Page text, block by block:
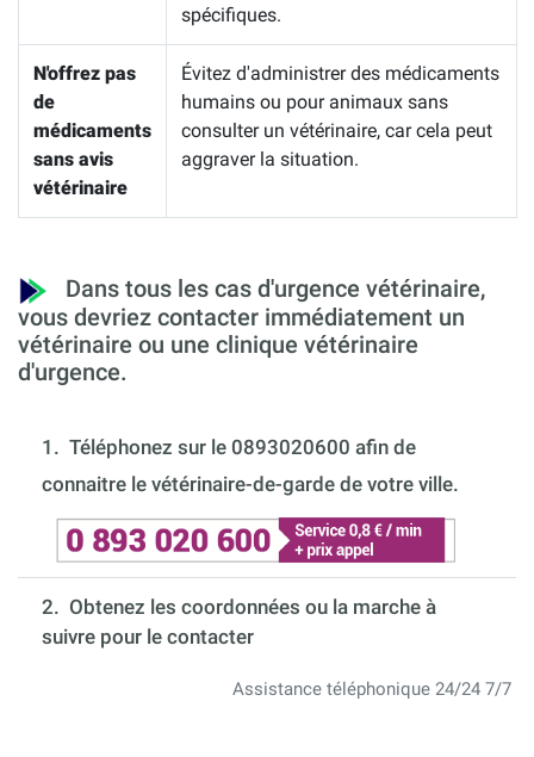
spécifiques.
N'offrez pas
de
médicaments
sans avis
vétérinaire
Évitez d'administrer des médicaments
humains ou pour animaux sans
consulter un vétérinaire, car cela peut
aggraver la situation.
Dans tous les cas d'urgence vétérinaire,
vous devriez contacter immédiatement un
vétérinaire ou une clinique vétérinaire
d'urgence.
1. Téléphonez sur le 0893020600 afin de
connaitre le vétérinaire-de-garde de votre ville.
2. Obtenez les coordonnées ou la marche à
suivre pour le contacter
Assistance téléphonique 24/24 7/7